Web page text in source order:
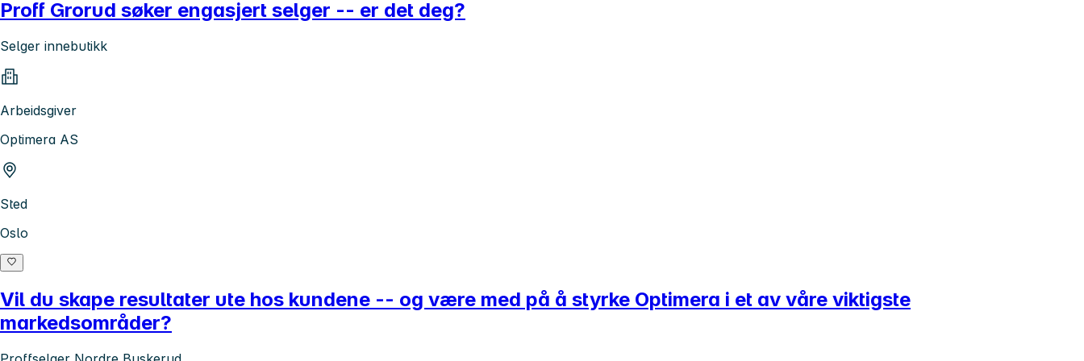
Proff Grorud søker engasjert selger -- er det deg?
Selger innebutikk
Arbeidsgiver
Optimera AS
Sted
Oslo
Vil du skape resultater ute hos kundene -- og være med på å styrke Optimera i et av våre viktigste
markedsområder?